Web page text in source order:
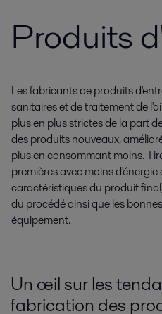
Produits
Les fabricants de produits
sanitaires et de traitement de
plus en plus strictes de la part
des produits nouveaux,
plus en consommant moins.
premières avec moins
caractéristiques du produit
du procédé ainsi que les
équipement.
Un œil sur les
fabrication des